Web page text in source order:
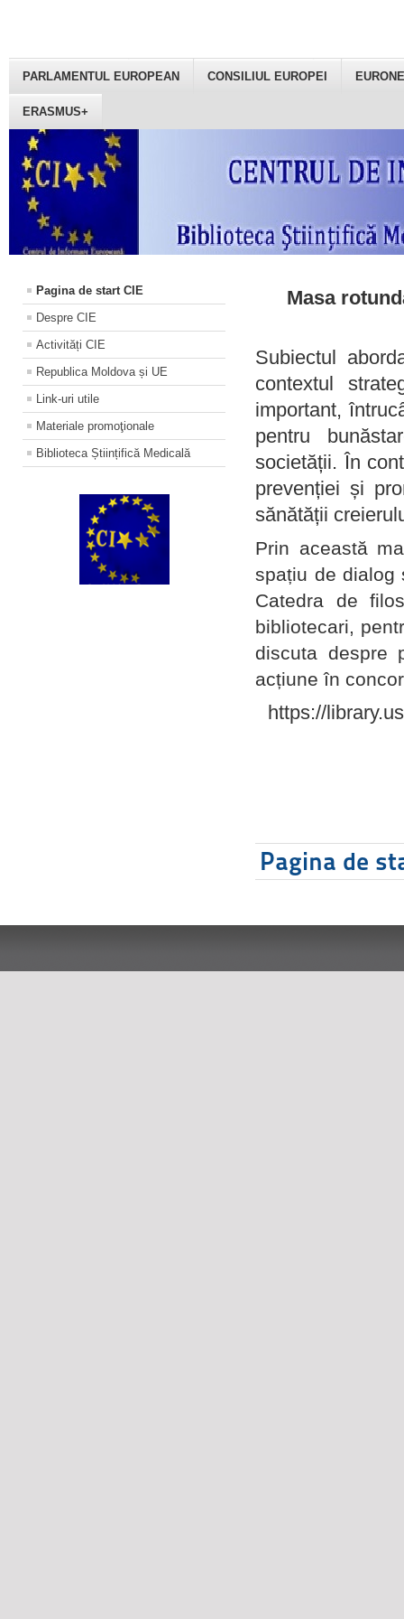
PARLAMENTUL EUROPEAN CONSILIUL EUROPEI
ERASMUS+
Pagina de start CIE
Despre CIE
Activități CIE
Republica Moldova și UE
Link-uri utile
Materiale promoţionale
Biblioteca Științifică Medicală
Masa
Subiectul
contextul
important,
pentru
societății. În
prevenției și
sănătății
Prin această
spațiu de dialog
Catedra de
bibliotecari,
discuta despre
acțiune în
https://
Pagina de